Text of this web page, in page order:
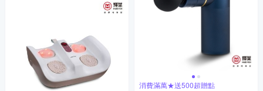
消費滿萬★送500超贈點